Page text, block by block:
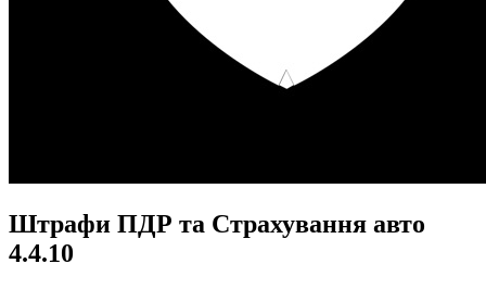
Штрафи ПДР та Страхування авто
4.4.10